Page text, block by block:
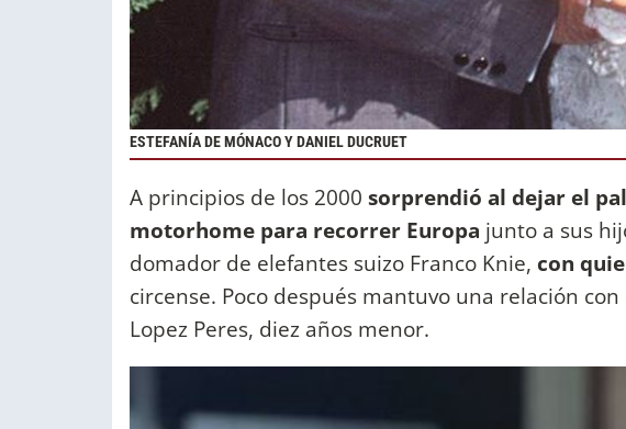
ESTEFANÍA DE MÓNACO Y DANIELDUCRUET
A principios de los 2000 sorprendió al dejar el
motorhome para recorrer Europa junto a sus
domador de elefantes suizo Franco Knie, con
circense. Poco después mantuvo una relación
Lopez Peres, diez años menor.